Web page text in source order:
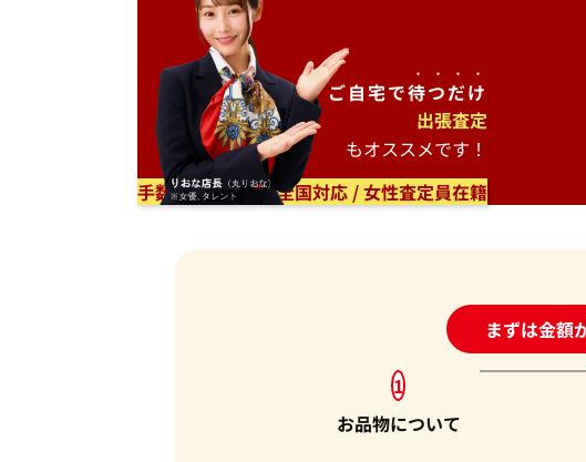
ご自宅で待つだけ
出張査定
もオススメです！
手数料無料 / 日本全国対応 / 女性査定員在籍
まずは金額
24時間受付中!
1
お品物について